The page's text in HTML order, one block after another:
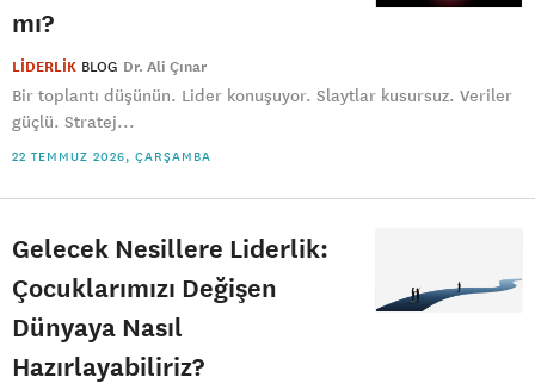
mı?
LİDERLİK BLOG Dr. Ali Çınar
Bir toplantı düşünün. Lider konuşuyor. Slaytlar kusursuz. Veriler
güçlü. Stratej...
22 TEMMUZ 2026, ÇARŞAMBA
Gelecek Nesillere Liderlik:
Çocuklarımızı Değişen
Dünyaya Nasıl
Hazırlayabiliriz?